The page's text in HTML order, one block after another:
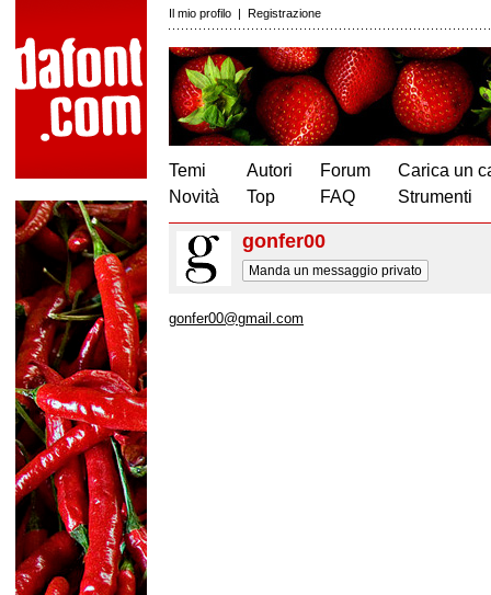
Il mio profilo | Registrazione
Temi
Novità
Autori
Top
Forum
FAQ
Carica un
Strumenti
gonfer00
Manda un messaggio privato
gonfer00@gmail.com